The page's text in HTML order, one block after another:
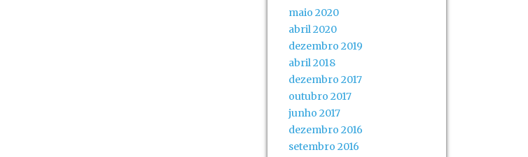
maio 2020
abril 2020
dezembro 2019
abril 2018
dezembro 2017
outubro 2017
junho 2017
dezembro 2016
setembro 2016